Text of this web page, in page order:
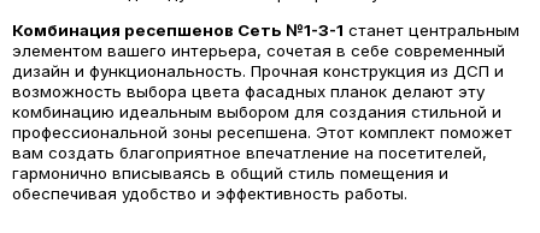
Комбинация ресепшенов Сеть №1-3-1 станет центральным
элементом вашего интерьера, сочетая в себе современный
дизайн и функциональность. Прочная конструкция из ДСП и
возможность выбора цвета фасадных планок делают эту
комбинацию идеальным выбором для создания стильной и
профессиональной зоны ресепшена. Этот комплект поможет
вам создать благоприятное впечатление на посетителей,
гармонично вписываясь в общий стиль помещения и
обеспечивая удобство и эффективность работы.